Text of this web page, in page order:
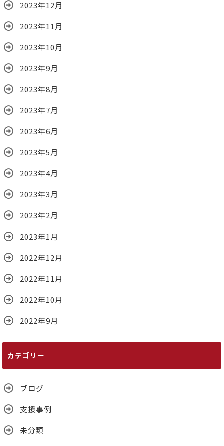
2023年12月
2023年11月
2023年10月
2023年9月
2023年8月
2023年7月
2023年6月
2023年5月
2023年4月
2023年3月
2023年2月
2023年1月
2022年12月
2022年11月
2022年10月
2022年9月
カテゴリー
ブログ
支援事例
未分類